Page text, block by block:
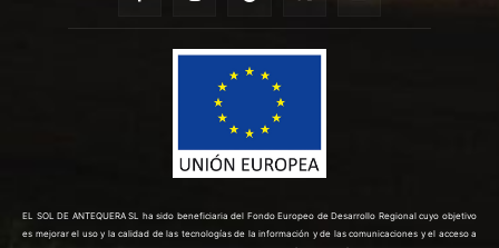
EL SOL DE ANTEQUERA SL ha sido beneficiaria del Fondo Europeo de Desarrollo Regional cuyo objetivo
es mejorar el uso y la calidad de las tecnologías de la información y de las comunicaciones y el acceso a